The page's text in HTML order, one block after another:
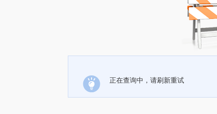
正在查询中，请刷新重试